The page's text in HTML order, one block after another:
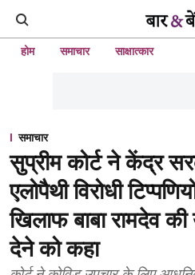
होम समाचार साक्षात्कार
समाचार
सुप्रीम कोर्ट ने केंद्र
एलोपैथी विरोधी
खिलाफ बाबा रामदेव
देने को कहा